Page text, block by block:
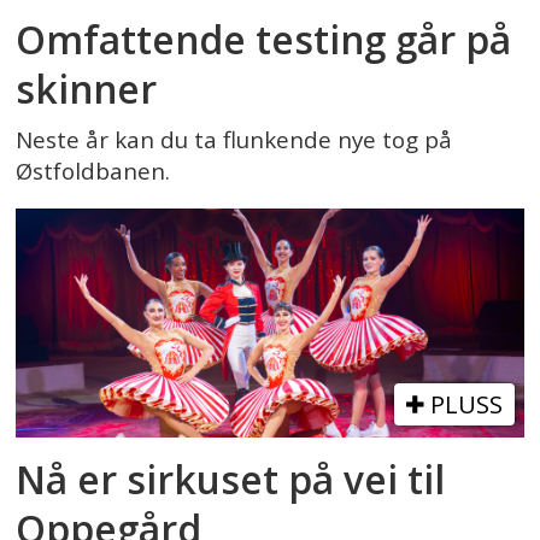
Omfattende testing går på
skinner
Neste år kan du ta flunkende nye tog på
Østfoldbanen.
PLUSS
Nå er sirkuset på vei til
Oppegård